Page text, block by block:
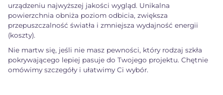
urządzeniu najwyższej jakości wygląd. Unikalna
powierzchnia obniża poziom odbicia, zwiększa
przepuszczalność światła i zmniejsza wydajność energii
(koszty).
Nie martw się, jeśli nie masz pewności, który rodzaj szkła
pokrywającego lepiej pasuje do Twojego projektu. Chętnie
omówimy szczegóły i ułatwimy Ci wybór.